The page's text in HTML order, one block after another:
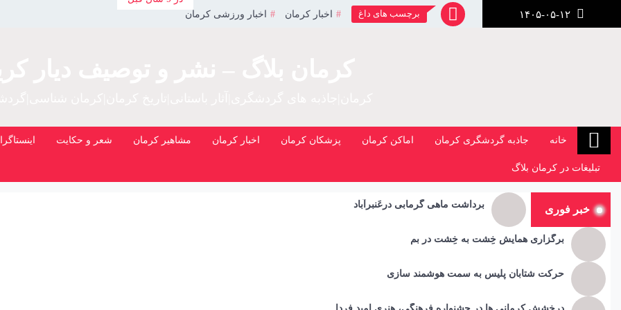
برچسب های داغ اخبار کرمان اخبار ورزشی کرمان
خانه جاذبه گردشگری کرمان اماکن کرمان پزشکان کرمان اخبار کرمان مشاهیر کرمان شعر و حکایت
تبلیغات در کرمان بلاگ
خبر فوری برداشت ماهی گرمابی درعَنبرآباد
برگزاری همایش خِشت به خِشت در بم
حرکت شتابان پلیس به سمت هوشمند سازی